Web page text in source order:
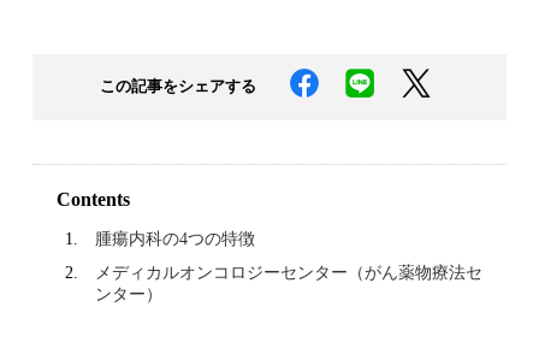
この記事をシェアする
Contents
腫瘍内科の4つの特徴
メディカルオンコロジーセンター（がん薬物療法セ
ンター）